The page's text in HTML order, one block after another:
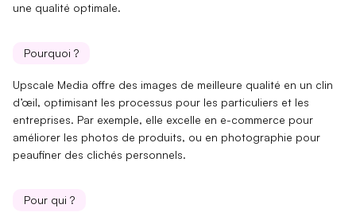
une qualité optimale.
Pourquoi ?
Upscale Media offre des images de meilleure qualité en un clin
d’œil, optimisant les processus pour les particuliers et les
entreprises. Par exemple, elle excelle en e-commerce pour
améliorer les photos de produits, ou en photographie pour
peaufiner des clichés personnels.
Pour qui ?